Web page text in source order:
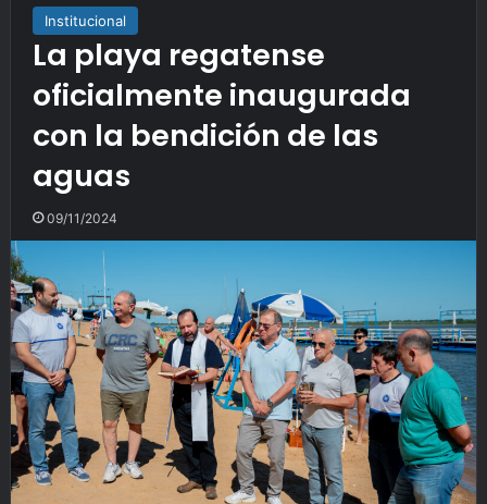
Institucional
La playa regatense
oficialmente inaugurada
con la bendición de las
aguas
09/11/2024